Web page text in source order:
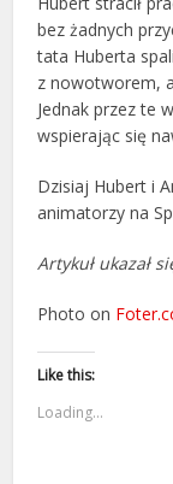
bez żadnych
tata Huberta
z nowotworem,
Jednak przez te
wspierając się
Dzisiaj Hubert i
animatorzy na
Artykuł ukazał
Photo on
Like this:
Loading...